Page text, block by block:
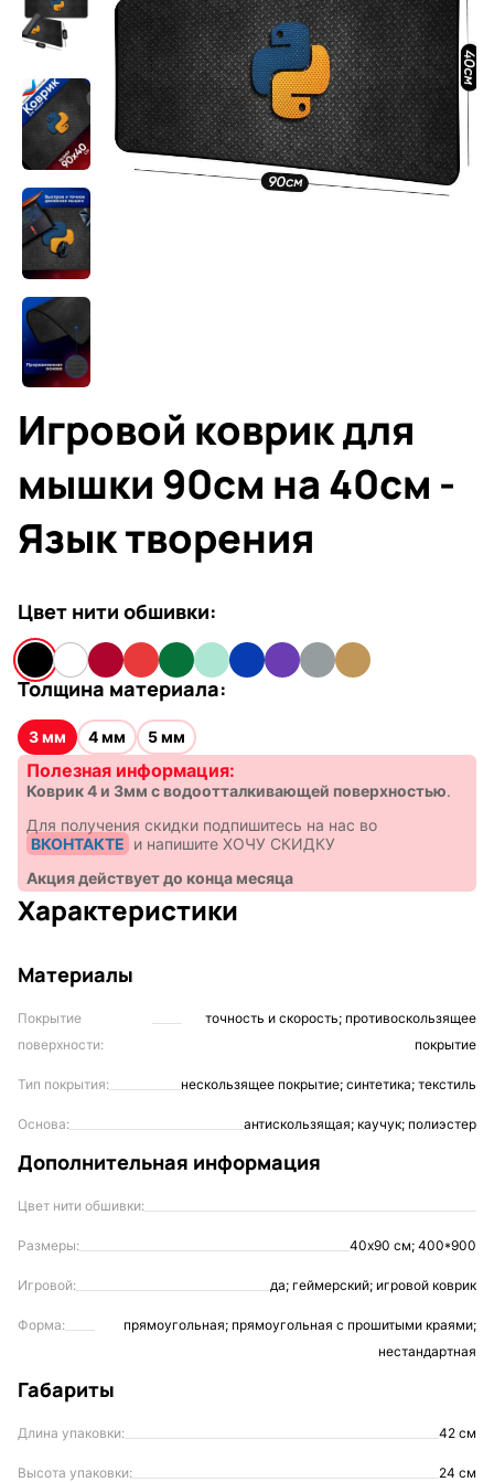
Игровой коврик для
мышки 90см на 40см -
Язык творения
Цвет нити обшивки:
Толщина материала:
3 мм 4 мм 5 мм
Полезная информация:
Коврик 4 и 3мм с водоотталкивающей поверхностью.
Для получения скидки подпишитесь на нас во
ВКОНТАКТЕ и напишите ХОЧУ СКИДКУ
Акция действует до конца месяца
Характеристики
Материалы
Покрытие
поверхности:
точность и скорость; противоскользящее
покрытие
Тип покрытия: нескользящее покрытие; синтетика; текстиль
Основа: антискользящая; каучук; полиэстер
Дополнительная информация
Цвет нити обшивки:
Размеры: 40х90 см; 400*900
Игровой: да; геймерский; игровой коврик
Форма:
прямоугольная; прямоугольная с прошитыми краями;
нестандартная
Габариты
Длина упаковки: 42 см
Высота упаковки: 24 см